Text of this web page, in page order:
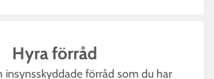
Hyra förråd
insynsskyddade förråd som du har